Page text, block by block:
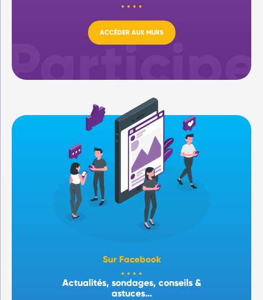
ACCÉDER AUX MURS
Sur Facebook
Actualités, sondages, conseils &
astuces…